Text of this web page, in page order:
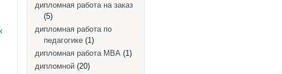
дипломная работа на заказ
(5)
дипломная работа по
педагогике (1)
дипломная работа MBA (1)
дипломной (20)